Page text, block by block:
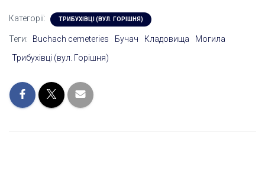
Категорії: ТРИБУХІВЦІ (ВУЛ. ГОРІШНЯ)
Теги: Buchach cemeteries Бучач Кладовища
Могила
Трибухівці (вул. Горішня)